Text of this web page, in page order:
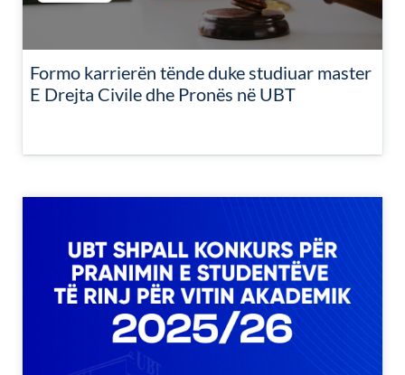
Formo karrierën tënde duke studiuar master
E Drejta Civile dhe Pronës në UBT